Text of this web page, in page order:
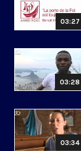
03:27
03:28
03:34